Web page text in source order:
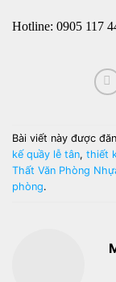
Hotline: 0905 117
Bài viết này được
kế quầy lễ tân, thiết
Thất Văn Phòng
phòng.